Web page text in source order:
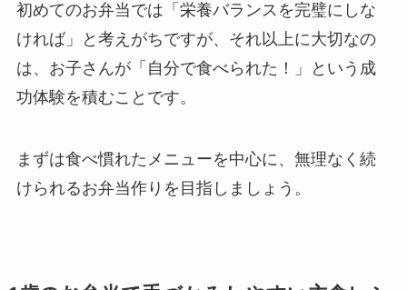
初めてのお弁当では「栄養バランスを完璧にしな
ければ」と考えがちですが、それ以上に大切なの
は、お子さんが「自分で食べられた！」という成
功体験を積むことです。
まずは食べ慣れたメニューを中心に、無理なく続
けられるお弁当作りを目指しましょう。